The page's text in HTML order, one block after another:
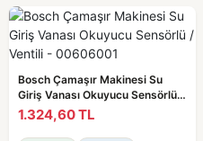
Bosch Çamaşır Makinesi Su
Giriş Vanası Okuyucu Sensörlü /
Ventili - 00606001
1.324,60 TL